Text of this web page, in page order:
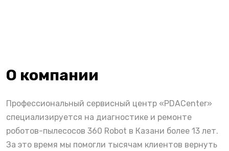
О компании
Профессиональный сервисный центр «PDACenter»
специализируется на диагностике и ремонте
роботов-пылесосов 360 Robot в Казани более 13 лет.
За это время мы помогли тысячам клиентов вернуть